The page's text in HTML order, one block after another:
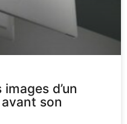
d’un
son